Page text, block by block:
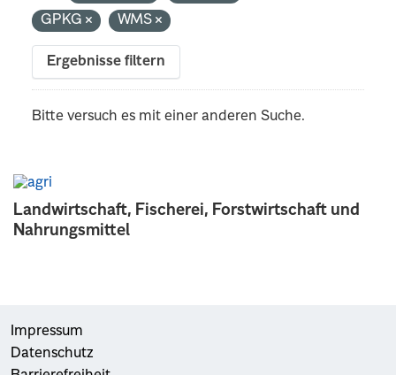
Landwirtschaft, Fischerei, Forstwirtschaft und
Nahrungsmittel
GPKG
WMS
Ergebnisse filtern
Bitte versuch es mit einer anderen Suche.
Impressum
Datenschutz